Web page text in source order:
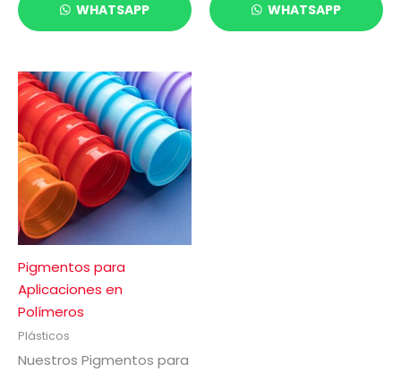
WHATSAPP WHATSAPP
Pigmentos para
Aplicaciones en
Polímeros
Plásticos
Nuestros Pigmentos para